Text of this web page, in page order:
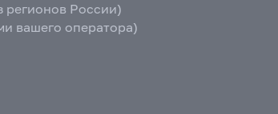
регионов России)
вашего оператора)